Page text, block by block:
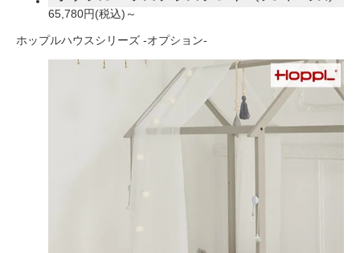
65,780円(税込)～
ホップルハウスシリーズ -オプション-